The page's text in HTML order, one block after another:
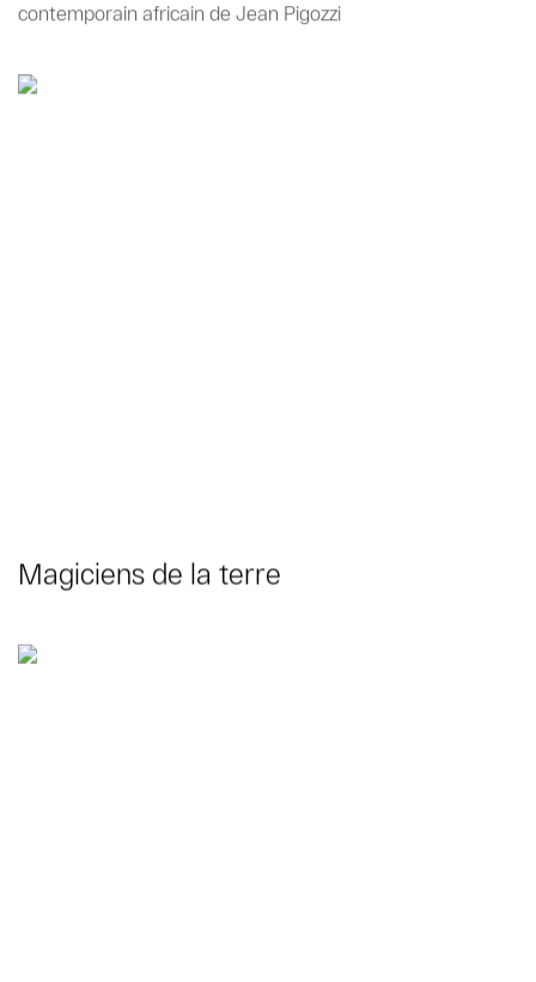
contemporain africain de Jean Pigozzi
Magiciens de la terre